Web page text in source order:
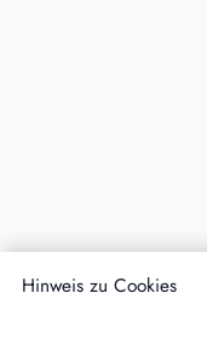
Hinweis zu Cookies